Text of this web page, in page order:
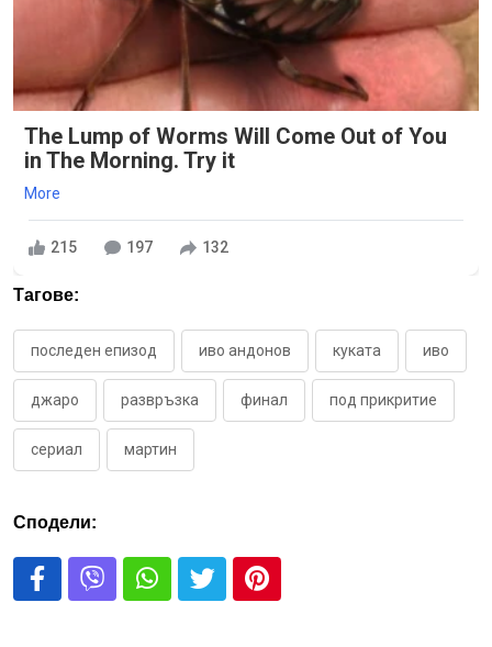
The Lump of Worms Will Come Out of You
in The Morning. Try it
More
215 197 132
Тагове:
последен епизод иво андонов куката иво
джаро развръзка финал под прикритие
сериал мартин
Сподели: